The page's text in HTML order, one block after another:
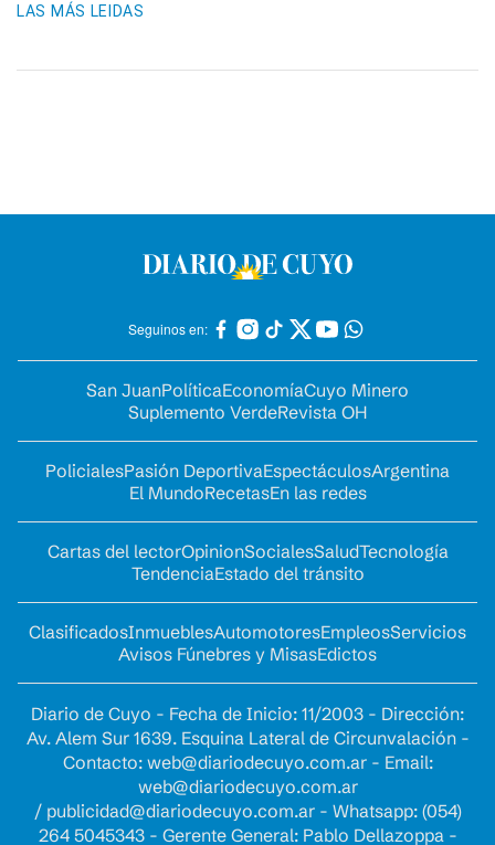
LAS MÁS LEIDAS
Seguinos en:
San JuanPolíticaEconomíaCuyo Minero
Suplemento VerdeRevista OH
PolicialesPasión DeportivaEspectáculosArgentina
El MundoRecetasEn las redes
Cartas del lectorOpinionSocialesSaludTecnología
TendenciaEstado del tránsito
ClasificadosInmueblesAutomotoresEmpleosServicios
Avisos Fúnebres y MisasEdictos
Diario de Cuyo - Fecha de Inicio: 11/2003 - Dirección:
Av. Alem Sur 1639. Esquina Lateral de Circunvalación -
Contacto: web@diariodecuyo.com.ar- Email:
web@diariodecuyo.com.ar
/ publicidad@diariodecuyo.com.ar- Whatsapp: (054)
264 5045343 - Gerente General: Pablo Dellazoppa -